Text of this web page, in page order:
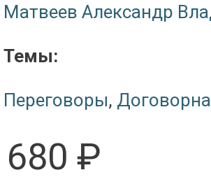
Матвеев Александр
Темы:
Переговоры,
680 ₽